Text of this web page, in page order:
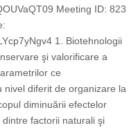
Meeting ID: 823
1. Biotehnologii
şi valorificare a
ce
diferit de organizare la
diminuării efectelor
factorii naturali şi